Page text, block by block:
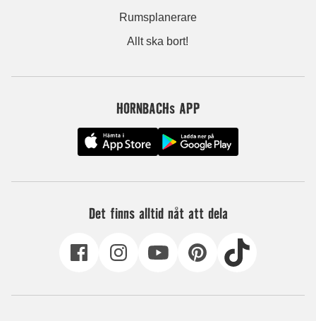
Rumsplanerare
Allt ska bort!
HORNBACHs APP
Det finns alltid nåt att dela